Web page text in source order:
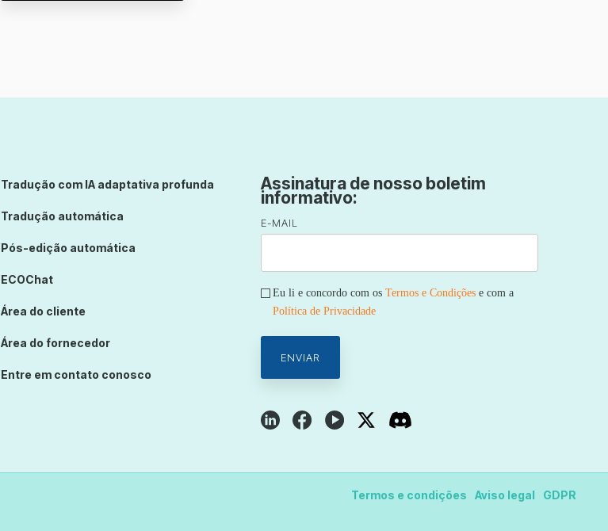
Tradução com IA adaptativa profunda
Tradução automática
Pós-edição automática
ECOChat
Área do cliente
Área do fornecedor
Entre em contato conosco
Assinatura de nosso boletim
informativo:
E-MAIL
Eu li e concordo com os Termos e Condições e com a
Política de Privacidade
Termos e condições Aviso legal GDPR